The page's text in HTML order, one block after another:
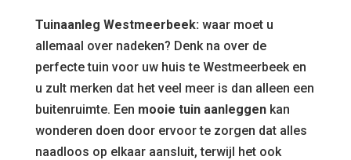
Tuinaanleg Westmeerbeek:waar moet u
allemaal over nadeken? Denk na over de
perfecte tuin voor uw huis te Westmeerbeek en
u zult merken dat het veel meer is dan alleen een
buitenruimte. Een mooie tuin aanleggenkan
wonderen doen door ervoor te zorgen dat alles
naadloos op elkaar aansluit, terwijl het ook